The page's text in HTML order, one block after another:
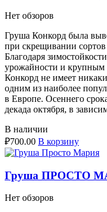
Нет обзоров
Груша Конкорд была
при скрещивании
Благодаря
урожайности и крупным
Конкорд не имеет
одним из наиболее
в Европе. Осеннего
декада октября, в
В наличии
₽700.00 В корзину
Груша ПРОСТО
Нет обзоров